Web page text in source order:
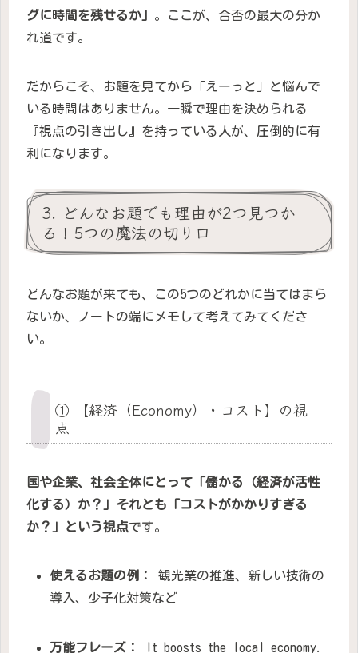
グに時間を残せるか」 。ここが、合否の最大の分か
れ道です。
だからこそ、お題を見てから「えーっと」と悩んで
いる時間はありません。一瞬で理由を決められる
『視点の引き出し』を持っている人が、圧倒的に有
利になります。
3. どんなお題でも理由が2つ見つか
る！5つの魔法の切り口
どんなお題が来ても、この5つのどれかに当てはまら
ないか、ノートの端にメモして考えてみてくださ
い。
① 【経済（Economy）・コスト】の視
点
国や企業、社会全体にとって「儲かる（経済が活性
化する）か？」それとも「コストがかかりすぎる
か？」という視点です。
使えるお題の例：
観光業の推進、新しい技術の
導入、少子化対策など
万能フレーズ：
It boosts the local economy.